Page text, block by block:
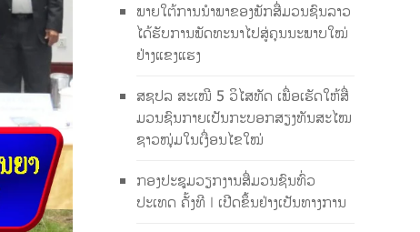
ພາຍໃຕ້ການນໍາພາຂອງພັກສື່ມວນຊົນລາວ
ໄດ້ຮັບການພັດທະນາໄປສູ່ຄຸນນະພາບໃໝ່
ຢ່າງແຂງແຮງ
ສຊປລ ສະເໜີ 5 ວິໄສທັດ ເພື່ອເຮັດໃຫ້ສື່
ມວນຊົນກາຍເປັນກະບອກສຽງທັນສະໄໝ
ຊາວໜຸ່ມໃນເງື່ອນໄຂໃໝ່
ກອງປະຊຸມວຽກງານສື່ມວນຊົນທົ່ວ
ປະເທດ ຄັ້ງທີ I ເປີດຂຶ້ນຢ່າງເປັນທາງການ